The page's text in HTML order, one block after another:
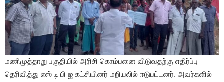
மணிமுத்தாறு பகுதியில் அரிசி கொம்பனை விடுவதற்கு எதிர்ப்பு
தெரிவித்து எஸ் டி பி ஐ கட்சியினர் மறியலில் ஈடுபட்டனர். அவர்களில்